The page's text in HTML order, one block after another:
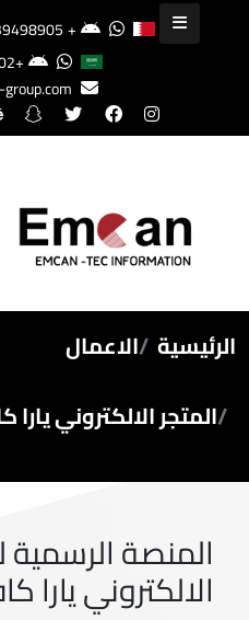
+97333228815
+966562751002
الرئيسية الاعمال
المتجر الالكتروني يارا
المنصة الرسمية
الالكتروني يارا